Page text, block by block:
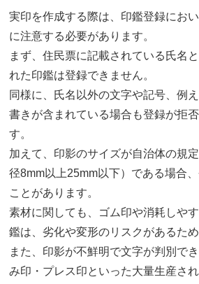
実印を作成する際は、印鑑登録にお
に注意する必要があります。
まず、住民票に記載されている氏名
れた印鑑は登録できません。
同様に、氏名以外の文字や記号、例
書きが含まれている場合も登録が拒
す。
加えて、印影のサイズが自治体の規
径8mm以上25mm以下）である場合
ことがあります。
素材に関しても、ゴム印や消耗しや
鑑は、劣化や変形のリスクがあるた
また、印影が不鮮明で文字が判別で
み印・プレス印といった大量生産さ